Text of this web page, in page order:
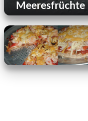
Meeresfrüchte